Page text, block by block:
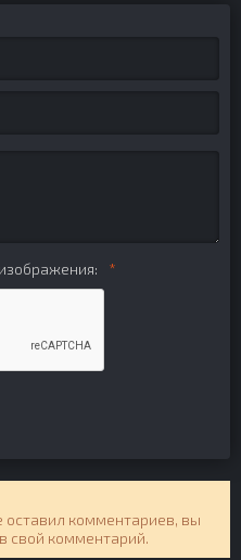
оставил комментариев, вы
свой комментарий.